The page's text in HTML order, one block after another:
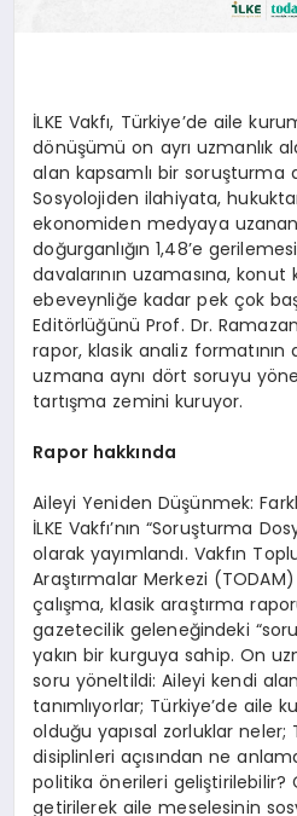
İLKE Vakfı, Türkiye’de aile
dönüşümü on ayrı uzmanlık
alan kapsamlı bir soruşturma
Sosyolojiden ilahiyata,
ekonomiden medyaya
doğurganlığın 1,48’e
davalarının uzamasına,
ebeveynliğe kadar pek çok
Editörlüğünü Prof. Dr.
rapor, klasik analiz formatının
uzmana aynı dört soruyu
tartışma zemini kuruyor.
Rapor hakkında
Aileyi Yeniden Düşünmek:
İLKE Vakfı’nın “Soruşturma
olarak yayımlandı. Vakfın
Araştırmalar Merkezi
çalışma, klasik araştırma
gazetecilik geleneğindeki
yakın bir kurguya sahip. On
soru yöneltildi: Aileyi kendi
tanımlıyorlar; Türkiye’de aile
olduğu yapısal zorluklar neler;
disiplinleri açısından ne
politika önerileri geliştirilebilir?
getirilerek aile meselesinin